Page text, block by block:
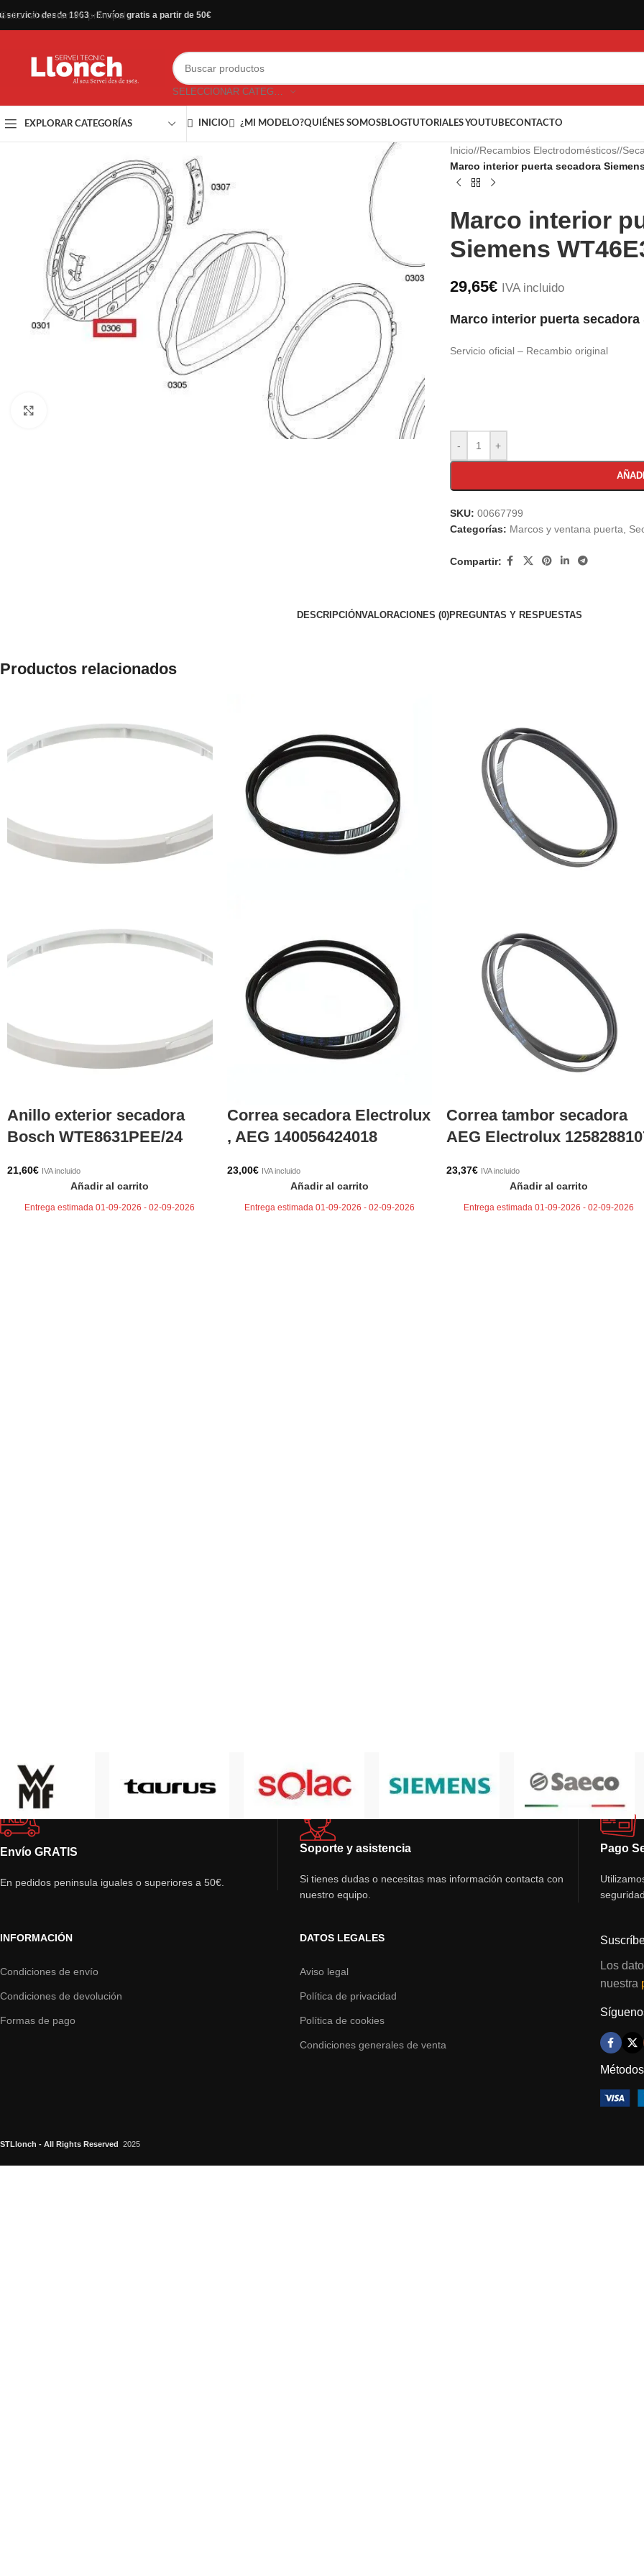
Saltar al contenido principal
servicio desde 1963 - Envíos gratis a partir de 50€
EXPLORAR CATEGORÍAS INICIO ¿MI MODELO?QUIÉNES SOMOSBLOGTUTORIALES YOUTUBECONTACTO
Inicio/ Recambios Electrodomésticos/
Marco interior puerta secadora
Marco interior
Siemens
29,65€ IVA incluido
Marco interior puerta secadora
Servicio oficial – Recambio original
- +
SKU: 00667799
Categorías: Marcos y ventana puerta
Compartir:
DESCRIPCIÓNVALORACIONES (0)PREGUNTAS Y RESPUESTAS
Productos relacionados
Anillo exterior secadora
Bosch WTE8631PEE/24
21,60€ IVA incluido
Añadir al carrito
Entrega estimada 01-09-2026 - 02-09-2026
Correa secadora Electrolux
, AEG 140056424018
23,00€ IVA incluido
Añadir al carrito
Entrega estimada 01-09-2026 - 02-09-2026
Correa tambor secadora
AEG Electrolux
23,37€ IVA incluido
Añadir al carrito
Entrega estimada 01-09-2026 - 02-09-2026
Envío GRATIS
En pedidos peninsula iguales o superiores a 50€.
Soporte y asistencia
Si tienes dudas o necesitas mas información contacta con
nuestro equipo.
Pago
seguridad.
INFORMACIÓN
Condiciones de envío
Condiciones de devolución
Formas de pago
DATOS LEGALES
Aviso legal
Política de privacidad
Política de cookies
Condiciones generales de venta
Los
nuestra
STLlonch - All Rights Reserved 2025